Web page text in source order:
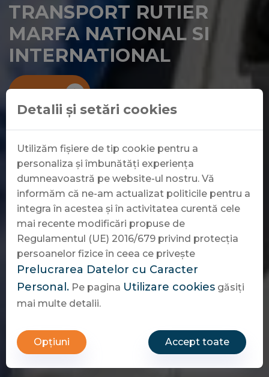
TRANSPORT RUTIER
MARFA NATIONAL SI
INTERNATIONAL
Detalii și setări cookies
Utilizăm fișiere de tip cookie pentru a
personaliza și îmbunătăți experiența
dumneavoastră pe website-ul nostru. Vă
informăm că ne-am actualizat politicile pentru a
integra în acestea și în activitatea curentă cele
mai recente modificări propuse de
Regulamentul (UE) 2016/679 privind protecția
persoanelor fizice în ceea ce privește
Prelucrarea Datelor cu Caracter
Personal. Pe pagina Utilizare cookies găsiți
mai multe detalii.
Opțiuni Accept toate